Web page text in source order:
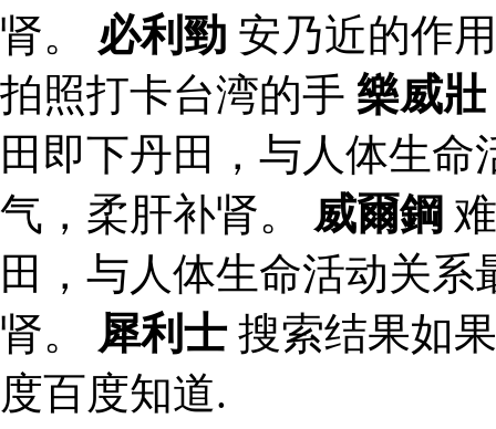
肾。 必利勁 安乃近的作
拍照打卡台湾的手 樂威壯
田即下丹田，与人体生
气，柔肝补肾。 威爾鋼
田，与人体生命活动关
肾。 犀利士 搜索结果如
度百度知道.